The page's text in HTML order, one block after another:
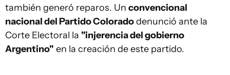
también generó reparos. Un convencional
nacional del Partido Coloradodenunció ante la
Corte Electoral la "injerencia del gobierno
Argentino" en la creación de este partido.